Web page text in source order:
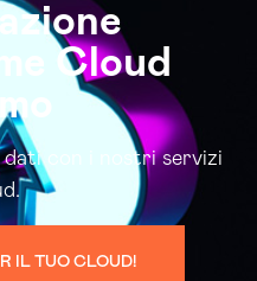
Cloud
dati con i nostri servizi
IL TUO CLOUD!